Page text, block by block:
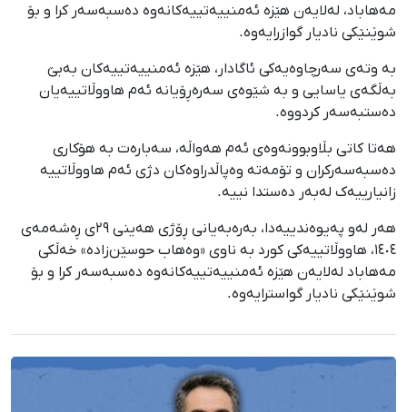
مەهاباد، لەلایەن هێزە ئەمنییەتییەکانەوە دەسبەسەر کرا و بۆ
شوێنێکی نادیار گوازرایەوە.
بە وتەی سەرچاوەیەکی ئاگادار، هێزە ئەمنییەتییەکان بەبێ
بەڵگەی یاسایی و بە شێوەی سەرەڕۆیانە ئەم هاووڵاتییەیان
دەستبەسەر کردووە.
هەتا کاتی بڵاوبوونەوەی ئەم هەواڵە، سەبارەت بە هۆکاری
دەسبەسەرکران و تۆمەتە وەپاڵدراوەکان دژی ئەم هاووڵاتییە
زانیارییەک لەبەر دەستدا نییە.
هەر لەو پەیوەندییەدا، بەرەبەیانی ڕۆژی هەینی ٢٩ی ڕەشەمەی
١٤٠٤، هاووڵاتییەکی کورد بە ناوی «وەهاب حوسێن‌زادە» خەڵکی
مەهاباد لەلایەن هێزە ئەمنییەتییەکانەوە دەسبەسەر کرا و بۆ
شوێنێکی نادیار گواسترایەوە.